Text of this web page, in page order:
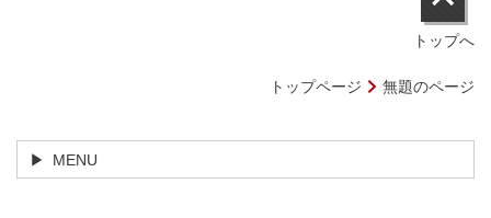
トップへ
トップページ 無題のページ
MENU